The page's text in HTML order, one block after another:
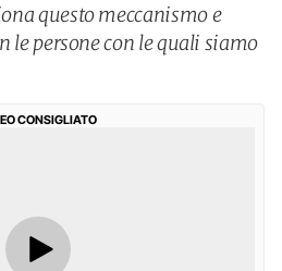
questo meccanismo e
le persone con le quali siamo
CONSIGLIATO